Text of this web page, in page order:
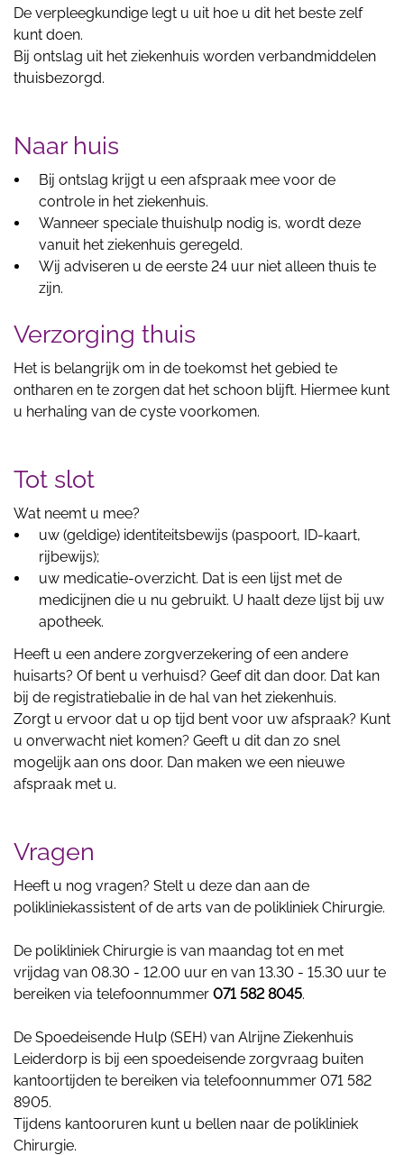
De verpleegkundige legt u uit hoe u dit het beste zelf
kunt doen.
Bij ontslag uit het ziekenhuis worden verbandmiddelen
thuisbezorgd.
Naar huis
Bij ontslag krijgt u een afspraak mee voor de
controle in het ziekenhuis.
Wanneer speciale thuishulp nodig is, wordt deze
vanuit het ziekenhuis geregeld.
Wij adviseren u de eerste 24 uur niet alleen thuis te
zijn.
Verzorging thuis
Het is belangrijk om in de toekomst het gebied te
ontharen en te zorgen dat het schoon blijft. Hiermee kunt
u herhaling van de cyste voorkomen.
Tot slot
Wat neemt u mee?
uw (geldige) identiteitsbewijs (paspoort, ID-kaart,
rijbewijs);
uw medicatie-overzicht. Dat is een lijst met de
medicijnen die u nu gebruikt. U haalt deze lijst bij uw
apotheek.
Heeft u een andere zorgverzekering of een andere
huisarts? Of bent u verhuisd? Geef dit dan door. Dat kan
bij de registratiebalie in de hal van het ziekenhuis.
Zorgt u ervoor dat u op tijd bent voor uw afspraak? Kunt
u onverwacht niet komen? Geeft u dit dan zo snel
mogelijk aan ons door. Dan maken we een nieuwe
afspraak met u.
Vragen
Heeft u nog vragen? Stelt u deze dan aan de
polikliniekassistent of de arts van de polikliniek Chirurgie.
De polikliniek Chirurgie is van maandag tot en met
vrijdag van 08.30 - 12.00 uur en van 13.30 - 15.30 uur te
bereiken via telefoonnummer 071 582 8045.
De Spoedeisende Hulp (SEH) van Alrijne Ziekenhuis
Leiderdorp is bij een spoedeisende zorgvraag buiten
kantoortijden te bereiken via telefoonnummer 071 582
8905.
Tijdens kantooruren kunt u bellen naar de polikliniek
Chirurgie.